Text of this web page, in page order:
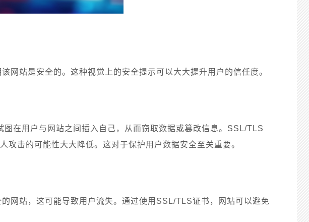
站是安全的。这种视觉上的安全提示可以大大提升用户的信任度。
在用户与网站之间插入自己，从而窃取数据或篡改信息。SSL/TLS
击的可能性大大降低。这对于保护用户数据安全至关重要。
网站，这可能导致用户流失。通过使用SSL/TLS证书，网站可以避免